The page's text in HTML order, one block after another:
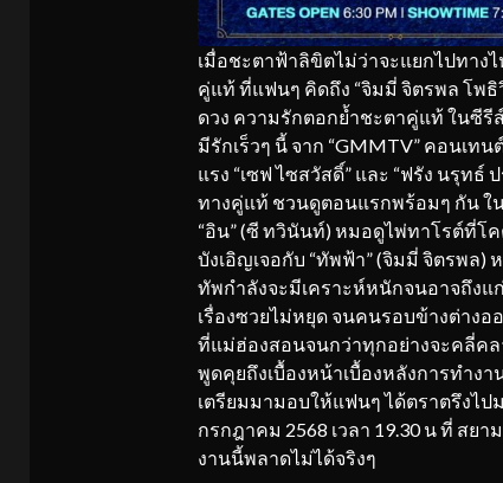
เมื่อชะตาฟ้าลิขิตไม่ว่าจะแยกไปทา
คู่แท้ ที่แฟนๆ คิดถึง “จิมมี่ จิตรพล โพ
ดวง ความรักตอกย้ำชะตาคู่แท้ ในซีรี
มีรักเร็วๆ นี้ จาก “GMMTV” คอนเท
แรง “เซฟ ไซสวัสดิ์” และ “ฟรัง นรุท
ทางคู่แท้ ชวนดูตอนแรกพร้อมๆ กัน ใน
“อิน” (ซี ทวินันท์) หมอดูไพ่ทาโรต์ที่โ
บังเอิญเจอกับ “ทัพฟ้า” (จิมมี่ จิตรพล
ทัพกำลังจะมีเคราะห์หนักจนอาจถึงแ
เรื่องซวยไม่หยุด จนคนรอบข้างต่าง
ที่แม่ฮ่องสอนจนกว่าทุกอย่างจะคลี่คล
พูดคุยถึงเบื้องหน้าเบื้องหลังการทำง
เตรียมมามอบให้แฟนๆ ได้ตราตรึงไ
กรกฎาคม 2568 เวลา 19.30 น ที่ สย
งานนี้พลาดไม่ได้จริงๆ